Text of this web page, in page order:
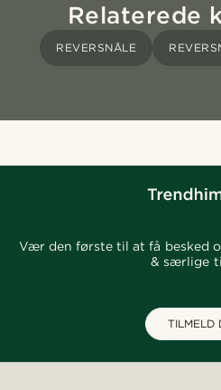
Relaterede
REVERSNÅLE
Vær den første til at få besked
& særlige
TILMELD